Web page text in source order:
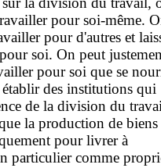
pour soi-même.
pourd'autres et
soi. On peut
pour soi que se
établirdes institutions qui
de la division du
la production de biens
pourlivrerà
particulier comme